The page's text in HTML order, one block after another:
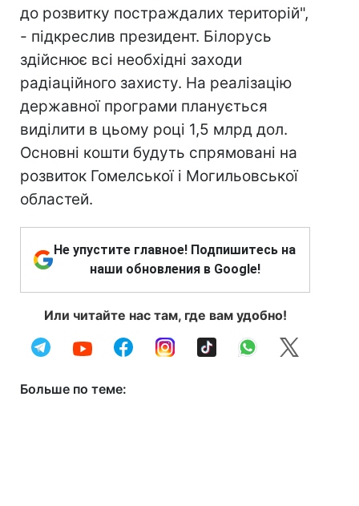
до розвитку постраждалих територій",
- підкреслив президент. Білорусь
здійснює всі необхідні заходи
радіаційного захисту. На реалізацію
державної програми планується
виділити в цьому році 1,5 млрд дол.
Основні кошти будуть спрямовані на
розвиток Гомелської і Могильовської
областей.
Не упустите главное! Подпишитесь на
наши обновления в Google!
Или читайте нас там, где вам удобно!
Больше по теме: